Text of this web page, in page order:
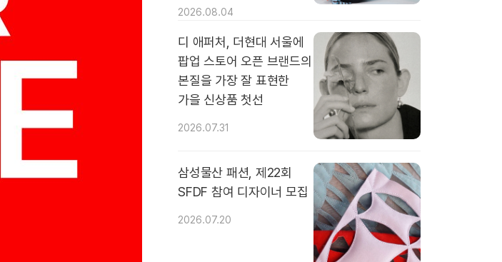
2026.08.04
디 애퍼처, 더현대 서울에
팝업 스토어 오픈 브랜드의
본질을 가장 잘 표현한
가을 신상품 첫선
2026.07.31
삼성물산 패션, 제22회
SFDF 참여 디자이너 모집
2026.07.20